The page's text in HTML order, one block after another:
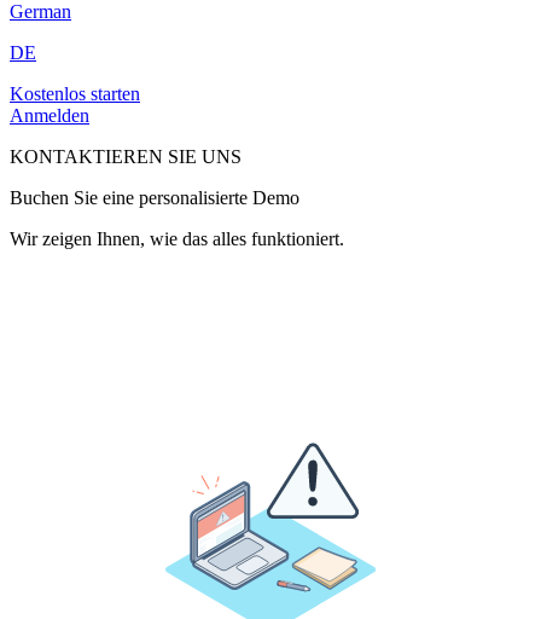
German
DE
Kostenlos starten
Anmelden
KONTAKTIEREN SIE UNS
Buchen Sie eine personalisierte Demo
Wir zeigen Ihnen, wie das alles funktioniert.